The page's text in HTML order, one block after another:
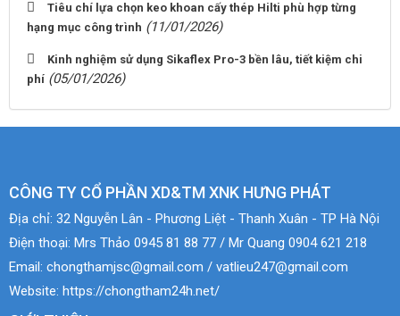
Tiêu chí lựa chọn keo khoan cấy thép Hilti phù hợp từng
hạng mục công trình (11/01/2026)
Kinh nghiệm sử dụng Sikaflex Pro-3 bền lâu, tiết kiệm chi
phí (05/01/2026)
CÔNG TY CỔ PHẦN XD&TM XNK HƯNG PHÁT
Địa chỉ: 32 Nguyễn Lân - Phương Liệt - Thanh Xuân - TP Hà Nội
Điện thoại: Mrs Thảo 0945 81 88 77 / Mr Quang 0904 621 218
Email: chongthamjsc@gmail.com / vatlieu247@gmail.com
Website: https://chongtham24h.net/